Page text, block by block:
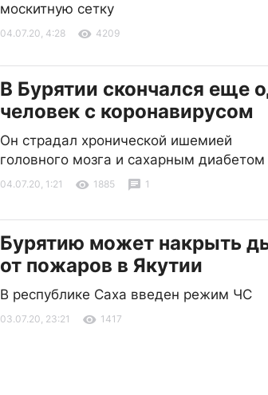
москитную сетку
04.07.20, 4:28 4209
В Бурятии скончался еще
человек с коронавирусом
Он страдал хронической ишемией
головного мозга и сахарным диабетом
04.07.20, 1:21 1885 1
Бурятию может накрыть
от пожаров в Якутии
В республике Саха введен режим ЧС
03.07.20, 23:21 1417